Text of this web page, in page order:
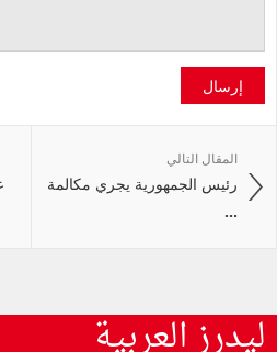
إرسال
المقال التالي
رئيس الجمهورية يجري مكالمة
...
ليدرز العربية